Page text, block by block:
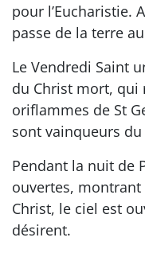
pour l’Eucharistie.
passe de la terre
Le Vendredi Saint
du Christ mort, qui
oriflammes de St
sont vainqueurs
Pendant la nuit de
ouvertes, montrant
Christ, le ciel est
désirent.